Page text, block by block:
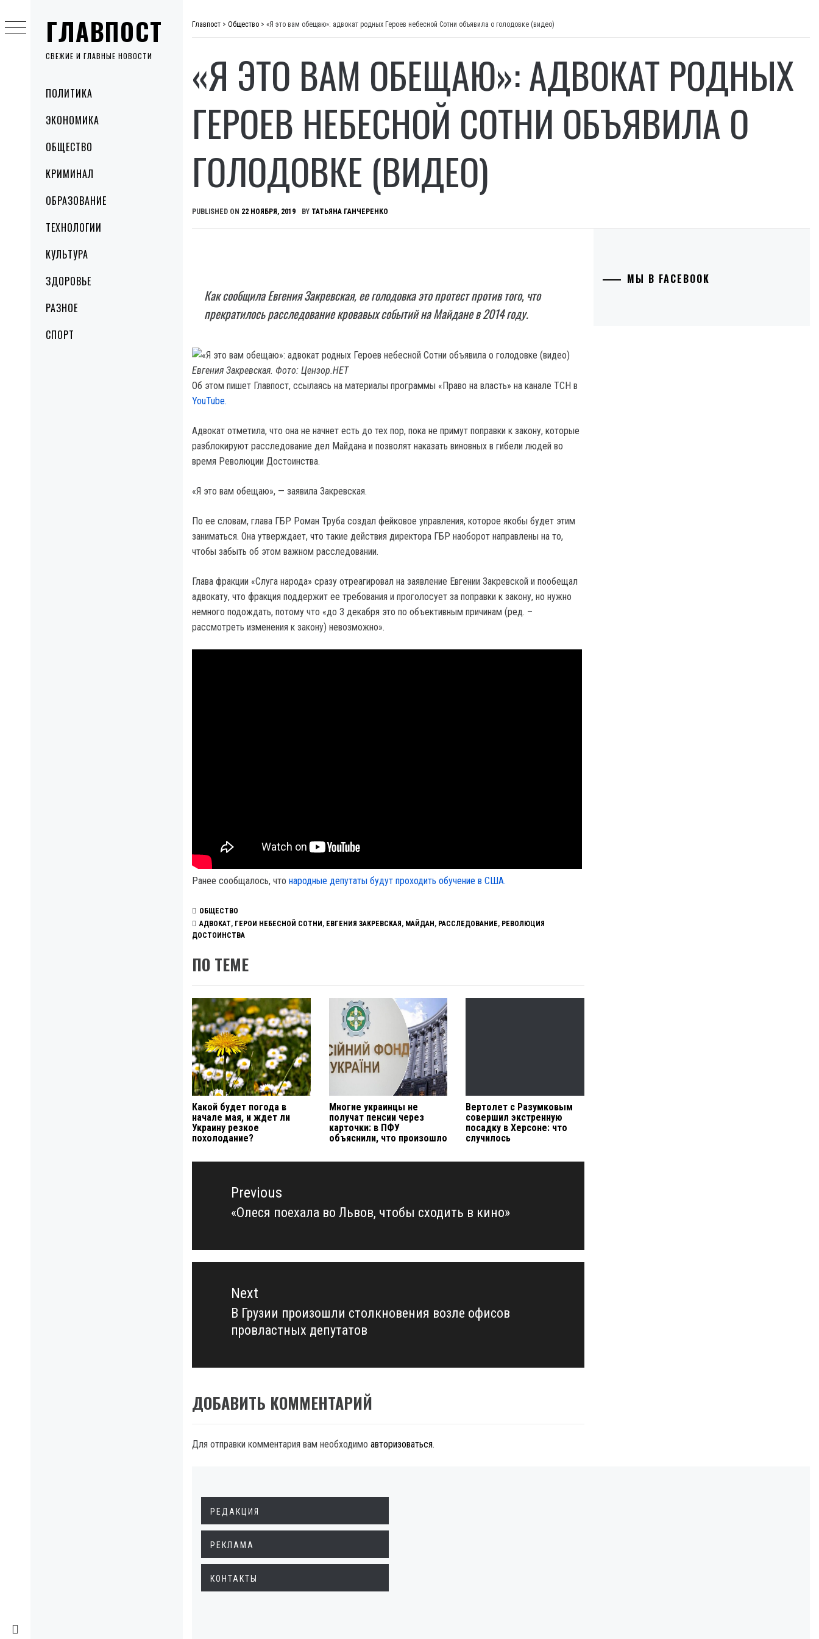
ГЛАВПОСТ
СВЕЖИЕ И ГЛАВНЫЕ НОВОСТИ
MenuПОЛИТИКА
ЭКОНОМИКА
ОБЩЕСТВО
КРИМИНАЛ
ОБРАЗОВАНИЕ
ТЕХНОЛОГИИ
КУЛЬТУРА
ЗДОРОВЬЕ
РАЗНОЕ
СПОРТ
to
content
Главпост > Общество > «Я это вам обещаю»: адвокат родных Героев небесной Сотни объявила о голодовке (видео)
«Я ЭТО ВАМ ОБЕЩАЮ»: АДВОКАТ РОДНЫХ
ГЕРОЕВ НЕБЕСНОЙ СОТНИ ОБЪЯВИЛА О
ГОЛОДОВКЕ (ВИДЕО)
PUBLISHED ON 22 НОЯБРЯ, 2019 BY ТАТЬЯНА ГАНЧЕРЕНКО
Как сообщила Евгения Закревская, ее голодовка это протест против того, что
прекратилось расследование кровавых событий на Майдане в 2014 году.
Евгения Закревская. Фото: Цензор.НЕТ
Об этом пишет Главпост, ссылаясь на материалы программы «Право на власть» на канале ТСН в
YouTube.
Адвокат отметила, что она не начнет есть до тех пор, пока не примут поправки к закону, которые
разблокируют расследование дел Майдана и позволят наказать виновных в гибели людей во
время Революции Достоинства.
«Я это вам обещаю», — заявила Закревская.
По ее словам, глава ГБР Роман Труба создал фейковое управления, которое якобы будет этим
заниматься. Она утверждает, что такие действия директора ГБР наоборот направлены на то,
чтобы забыть об этом важном расследовании.
Глава фракции «Слуга народа» сразу отреагировал на заявление Евгении Закревской и пообещал
адвокату, что фракция поддержит ее требования и проголосует за поправки к закону, но нужно
немного подождать, потому что «до 3 декабря это по объективным причинам (ред. –
рассмотреть изменения к закону) невозможно».
Ранее сообщалось, что народные депутаты будут проходить обучение в США.
ОБЩЕСТВО
АДВОКАТ, ГЕРОИ НЕБЕСНОЙ СОТНИ , ЕВГЕНИЯ ЗАКРЕВСКАЯ , МАЙДАН , РАССЛЕДОВАНИЕ, РЕВОЛЮЦИЯ
ДОСТОИНСТВА
ПО ТЕМЕ
Какой будет погода в
начале мая, и ждет ли
Украину резкое
похолодание?
Многие украинцы не
получат пенсии через
карточки: в ПФУ
объяснили, что произошло
Вертолет с Разумковым
совершил экстренную
посадку в Херсоне: что
случилось
Навигация
записямPrevious
Previous
«Олеся поехала во Львов, чтобы сходить в кино»
Next
Next
post:
В Грузии произошли столкновения возле офисов
провластных депутатов
ДОБАВИТЬ КОММЕНТАРИЙ
Для отправки комментария вам необходимо авторизоваться.
МЫ В FACEBOOK
РЕДАКЦИЯ
РЕКЛАМА
КОНТАКТЫ